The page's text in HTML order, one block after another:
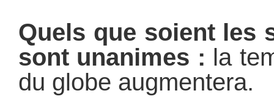
Quels que soient les
sont unanimes : la
du globe augmentera.